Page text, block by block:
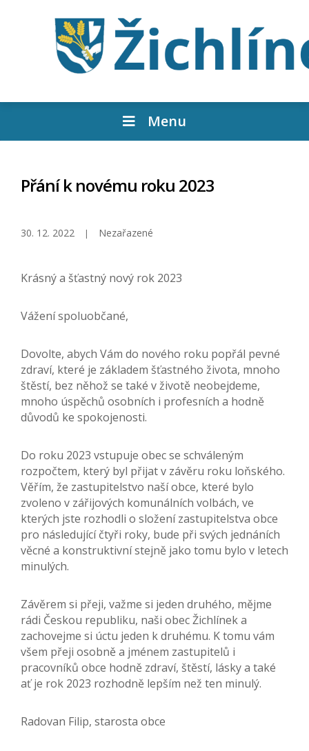
Menu
Přání k novému roku 2023
30. 12. 2022 Nezařazené
Krásný a šťastný nový rok 2023
Vážení spoluobčané,
Dovolte, abych Vám do nového roku popřál pevné
zdraví, které je základem šťastného života, mnoho
štěstí, bez něhož se také v životě neobejdeme,
mnoho úspěchů osobních i profesních a hodně
důvodů ke spokojenosti.
Do roku 2023 vstupuje obec se schváleným
rozpočtem, který byl přijat v závěru roku loňského.
Věřím, že zastupitelstvo naší obce, které bylo
zvoleno v zářijových komunálních volbách, ve
kterých jste rozhodli o složení zastupitelstva obce
pro následující čtyři roky, bude při svých jednáních
věcné a konstruktivní stejně jako tomu bylo v letech
minulých.
Závěrem si přeji, važme si jeden druhého, mějme
rádi Českou republiku, naši obec Žichlínek a
zachovejme si úctu jeden k druhému. K tomu vám
všem přeji osobně a jménem zastupitelů i
pracovníků obce hodně zdraví, štěstí, lásky a také
ať je rok 2023 rozhodně lepším než ten minulý.
Radovan Filip, starosta obce